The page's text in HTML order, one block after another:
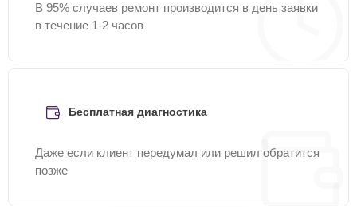
В 95% случаев ремонт производится в день заявки
в течение 1-2 часов
Бесплатная диагностика
Даже если клиент передумал или решил обратится
позже